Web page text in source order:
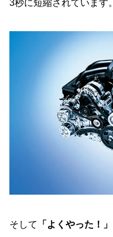
3秒に短縮されています。
そして 「よくやった！」